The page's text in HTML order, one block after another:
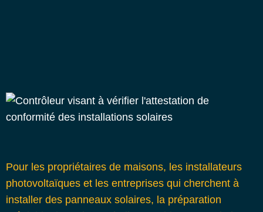
Pour les propriétaires de maisons, les installateurs
photovoltaïques et les entreprises qui cherchent à
installer des panneaux solaires, la préparation